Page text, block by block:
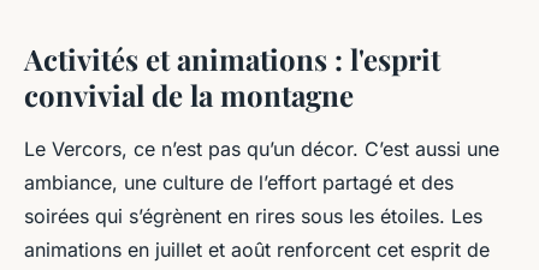
Activités et animations : l'esprit
convivial de la montagne
Le Vercors, ce n’est pas qu’un décor. C’est aussi une
ambiance, une culture de l’effort partagé et des
soirées qui s’égrènent en rires sous les étoiles. Les
animations en juillet et août renforcent cet esprit de